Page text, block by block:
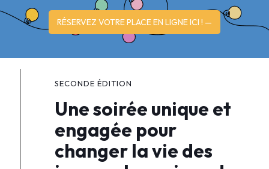
RÉSERVEZ VOTRE PLACE EN LIGNE ICI ! —
SECONDE ÉDITION
Une soirée unique et
engagée pour
changer la vie des